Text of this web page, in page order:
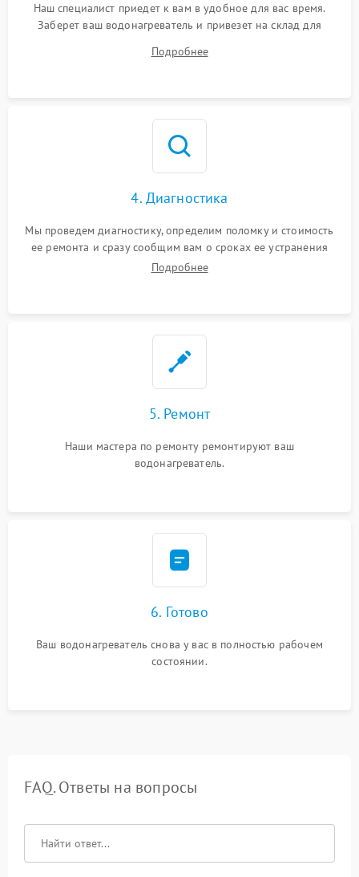
Наш специалист приедет к вам в удобное для вас время.
Заберет ваш водонагреватель и привезет на склад для
Подробнее
4. Диагностика
Мы проведем диагностику, определим поломку и стоимость
ее ремонта и сразу сообщим вам о сроках ее устранения
Подробнее
5. Ремонт
Наши мастера по ремонту ремонтируют ваш
водонагреватель.
6. Готово
Ваш водонагреватель снова у вас в полностью рабочем
состоянии.
FAQ. Ответы на вопросы